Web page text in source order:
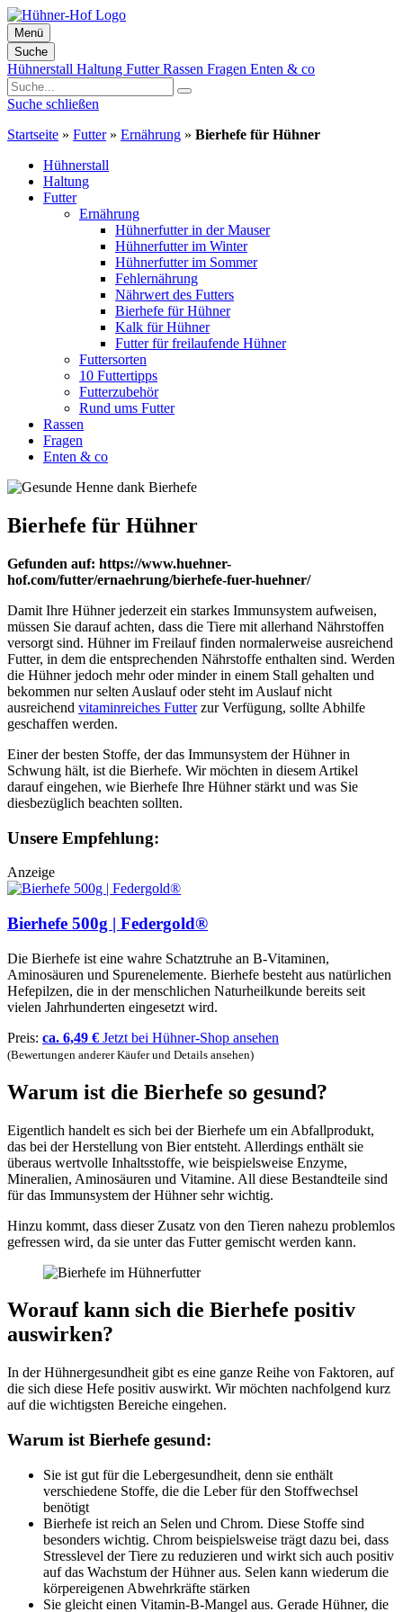
Menü
Suche
Zum
Inhalt
springen
Hühnerstall Haltung FutterRassen Fragen Enten & co
Suche schließen
Startseite » Futter» Ernährung » Bierhefe für Hühner
Hühnerstall
Haltung
Futter
Ernährung
Hühnerfutter in der Mauser
Hühnerfutter im Winter
Hühnerfutter im Sommer
Fehlernährung
Nährwert des Futters
Bierhefe für Hühner
Kalk für Hühner
Futter für freilaufende Hühner
Futtersorten
10 Futtertipps
Futterzubehör
Rund ums Futter
Rassen
Fragen
Enten & co
Bierhefe für Hühner
Gefunden auf: https://www.huehner-
hof.com/futter/ernaehrung/bierhefe-fuer-huehner/
Damit Ihre Hühner jederzeit ein starkes Immunsystem aufweisen,
müssen Sie darauf achten, dass die Tiere mit allerhand Nährstoffen
versorgt sind. Hühner im Freilauf finden normalerweise ausreichend
Futter, in dem die entsprechenden Nährstoffe enthalten sind. Werden
die Hühner jedoch mehr oder minder in einem Stall gehalten und
bekommen nur selten Auslauf oder steht im Auslauf nicht
ausreichend vitaminreiches Futterzur Verfügung, sollte Abhilfe
geschaffen werden.
Einer der besten Stoffe, der das Immunsystem der Hühner in
Schwung hält, ist die Bierhefe. Wir möchten in diesem Artikel
darauf eingehen, wie Bierhefe Ihre Hühner stärkt und was Sie
diesbezüglich beachten sollten.
Unsere Empfehlung:
Anzeige
Bierhefe 500g | Federgold®
Die Bierhefe ist eine wahre Schatztruhe an B-Vitaminen,
Aminosäuren und Spurenelemente. Bierhefe besteht aus natürlichen
Hefepilzen, die in der menschlichen Naturheilkunde bereits seit
vielen Jahrhunderten eingesetzt wird.
Preis: ca. 6,49 € Jetzt bei Hühner-Shop ansehen
(Bewertungen anderer Käufer und Details ansehen)
Warum ist die Bierhefe so gesund?
Eigentlich handelt es sich bei der Bierhefe um ein Abfallprodukt,
das bei der Herstellung von Bier entsteht. Allerdings enthält sie
überaus wertvolle Inhaltsstoffe, wie beispielsweise Enzyme,
Mineralien, Aminosäuren und Vitamine. All diese Bestandteile sind
für das Immunsystem der Hühner sehr wichtig.
Hinzu kommt, dass dieser Zusatz von den Tieren nahezu problemlos
gefressen wird, da sie unter das Futter gemischt werden kann.
Worauf kann sich die Bierhefe positiv
auswirken?
In der Hühnergesundheit gibt es eine ganze Reihe von Faktoren, auf
die sich diese Hefe positiv auswirkt. Wir möchten nachfolgend kurz
auf die wichtigsten Bereiche eingehen.
Warum ist Bierhefe gesund:
Sie ist gut für die Lebergesundheit, denn sie enthält
verschiedene Stoffe, die die Leber für den Stoffwechsel
benötigt
Bierhefe ist reich an Selen und Chrom. Diese Stoffe sind
besonders wichtig. Chrom beispielsweise trägt dazu bei, dass
Stresslevel der Tiere zu reduzieren und wirkt sich auch positiv
auf das Wachstum der Hühner aus. Selen kann wiederum die
körpereigenen Abwehrkräfte stärken
Sie gleicht einen Vitamin-B-Mangel aus. Gerade Hühner, die